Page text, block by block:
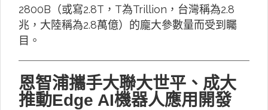
2800B（或寫2.8T，T為Trillion，台灣稱為2.8
兆，大陸稱為2.8萬億）的龐大參數量而受到矚
目。
恩智浦攜手大聯大世平、成大
推動Edge AI機器人應用開發